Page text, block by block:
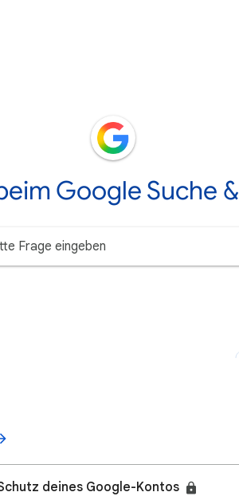
Google Suche
deines Google-Kontos